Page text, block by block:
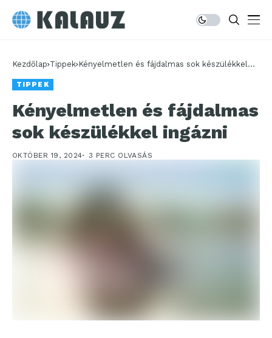
Kezdőlap Tippek Kényelmetlen és fájdalmas sok készülékkel
TIPPEK
Kényelmetlen és fájdalmas
sok készülékkel ingázni
OKTÓBER 19, 2024 3 PERC OLVASÁS